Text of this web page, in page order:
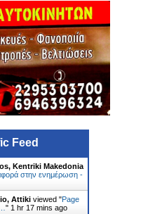
Feed
Kentriki Makedonia
στην ενημέρωση -
Attiki viewed "Page
" 1 hr 17 mins ago